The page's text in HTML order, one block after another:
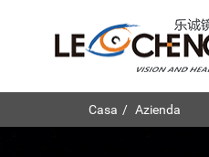
Casa Azienda